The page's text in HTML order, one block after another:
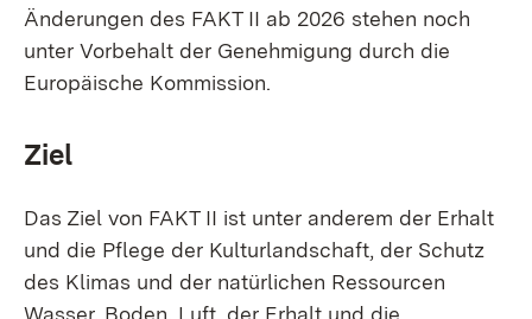
Änderungen des FAKT II ab 2026 stehen noch
unter Vorbehalt der Genehmigung durch die
Europäische Kommission.
Ziel
Das Ziel von FAKT II ist unter anderem der Erhalt
und die Pflege der Kulturlandschaft, der Schutz
des Klimas und der natürlichen Ressourcen
Wasser, Boden, Luft, der Erhalt und die